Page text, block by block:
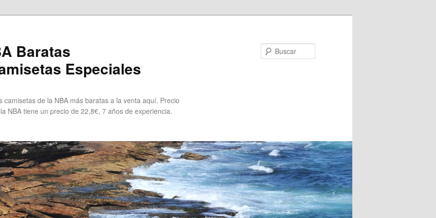
Baratas
Especiales
de la NBA más baratas a la venta aquí. Precio
NBA tiene un precio de 22,8€, 7 años de experiencia.